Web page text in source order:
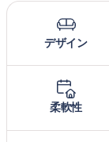
デザイン
柔軟性